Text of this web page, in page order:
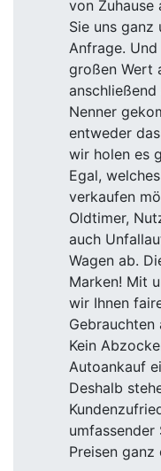
von Zuhause
Sie uns ganz
Anfrage.
großen Wert
Nenner
entweder
wir holen es
Egal,
verkaufen
Oldtimer,
auch
Wagen ab.
Marken! Mit
wir Ihnen
Gebrauchten
Kein
Autoankauf
Deshalb
Preisen